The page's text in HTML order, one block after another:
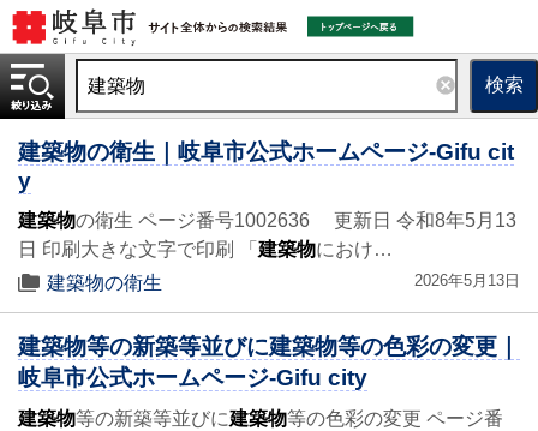
検索
建築物の衛生｜岐阜市公式ホームページ-Gifu cit
y
建築物の衛生 ページ番号1002636 更新日 令和8年5月13
日 印刷大きな文字で印刷 「 建築物におけ…
建築物の衛生
2026年5月13日
建築物等の新築等並びに建築物等の色彩の変更｜
岐阜市公式ホームページ-Gifu city
建築物等の新築等並びに建築物等の色彩の変更 ページ番